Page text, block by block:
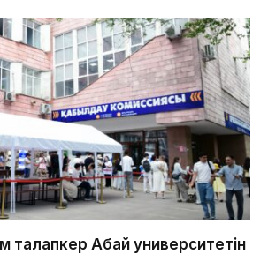
талапкер Абай университетін